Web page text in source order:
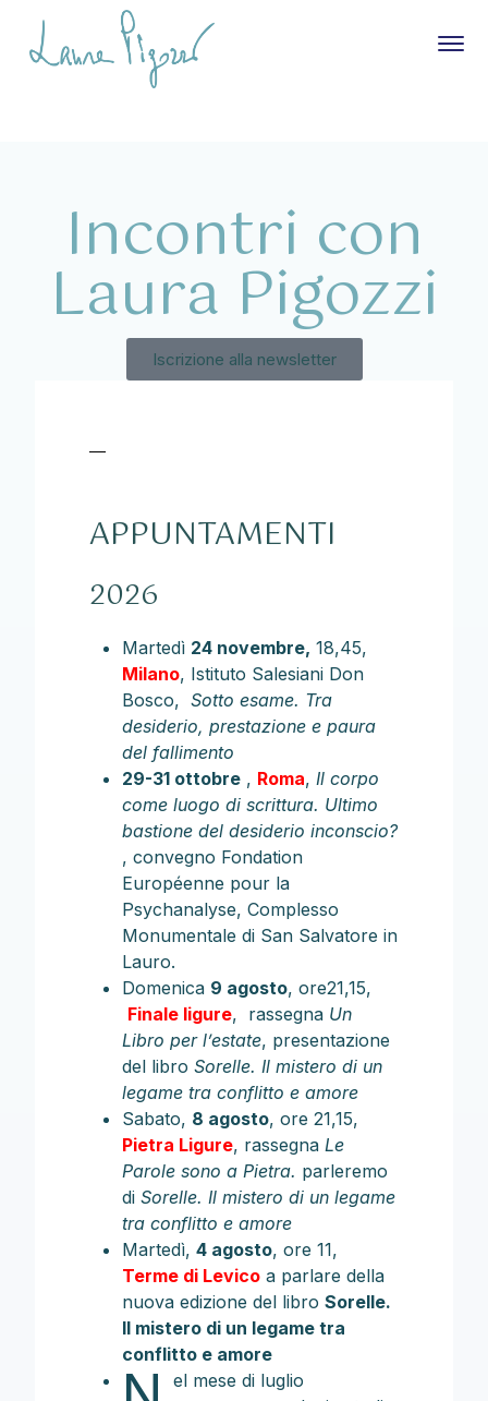
Incontri con
Laura Pigozzi
Iscrizione alla newsletter
APPUNTAMENTI
2026
Martedì 24 novembre, 18,45,
Milano, Istituto Salesiani Don
Bosco,Sotto esame. Tra
desiderio, prestazione e paura
del fallimento
29-31 ottobre , Roma,Il corpo
come luogo di scrittura. Ultimo
bastione del desiderio inconscio?
, convegno Fondation
Européenne pour la
Psychanalyse, Complesso
Monumentale di San Salvatore in
Lauro.
Domenica 9 agosto, ore21,15,
Finale ligure, rassegna Un
Libro per l’estate, presentazione
del libro Sorelle. Il mistero di un
legame tra conflitto e amore
Sabato, 8 agosto, ore 21,15,
Pietra Ligure, rassegnaLe
Parole sono a Pietra. parleremo
diSorelle. Il mistero di un legame
tra conflitto e amore
Martedì,4 agosto, ore 11,
Terme di Levico a parlare della
nuova edizione del libroSorelle.
Il mistero di un legame tra
conflitto e amore
el mese di luglio